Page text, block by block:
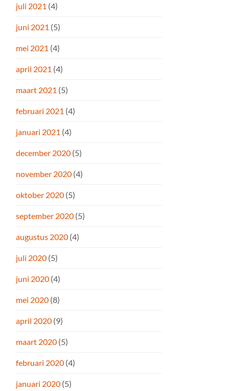
juli 2021 (4)
juni 2021 (5)
mei 2021 (4)
april 2021 (4)
maart 2021 (5)
februari 2021 (4)
januari 2021 (4)
december 2020 (5)
november 2020 (4)
oktober 2020 (5)
september 2020 (5)
augustus 2020 (4)
juli 2020 (5)
juni 2020 (4)
mei 2020 (8)
april 2020 (9)
maart 2020 (5)
februari 2020 (4)
januari 2020 (5)